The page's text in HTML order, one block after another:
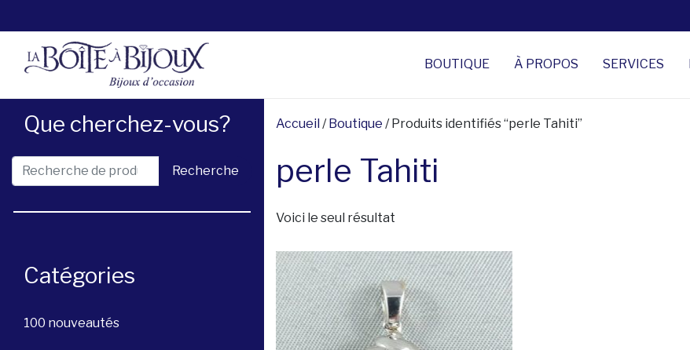
BOUTIQUE À PROPOS SERVICES
Que cherchez-vous?
Recherche pour : Recherche
Catégories
100 nouveautés
Accueil /Boutique / Produits identifiés “perle Tahiti”
perle Tahiti
Voici le seul résultat